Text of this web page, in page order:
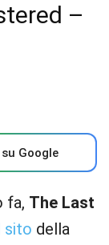
–
Google
fa, The Last
sito della